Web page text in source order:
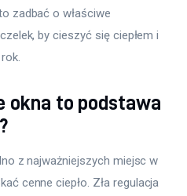
zadbać o właściwe
by cieszyć się ciepłem i
okna to podstawa
z najważniejszych miejsc w
cenne ciepło. Zła regulacja